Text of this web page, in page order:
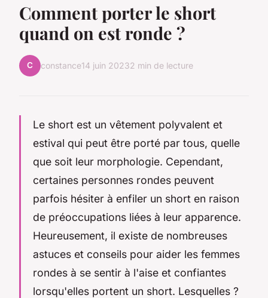
Comment porter le short
quand on est ronde ?
C constance14 juin 20232 min de lecture
Le short est un vêtement polyvalent et
estival qui peut être porté par tous, quelle
que soit leur morphologie. Cependant,
certaines personnes rondes peuvent
parfois hésiter à enfiler un short en raison
de préoccupations liées à leur apparence.
Heureusement, il existe de nombreuses
astuces et conseils pour aider les femmes
rondes à se sentir à l'aise et confiantes
lorsqu'elles portent un short. Lesquelles ?